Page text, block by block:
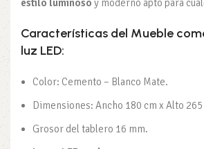
estilo luminoso y moderno apto para
Características del Mueble
luz LED:
Color: Cemento – Blanco Mate.
Dimensiones: Ancho 180 cm x Alto
Grosor del tablero 16 mm.